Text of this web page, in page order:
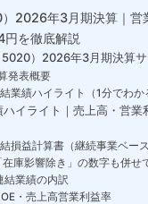
2026年3月期決算｜営
を徹底解説
5020）2026年3月期決算サ
発表概要
業績ハイライト（1分でわか
イライト｜売上高・営業
損益計算書（継続事業ベース
庫影響除き」の数字も併せ
結業績の内訳
・売上高営業利益率